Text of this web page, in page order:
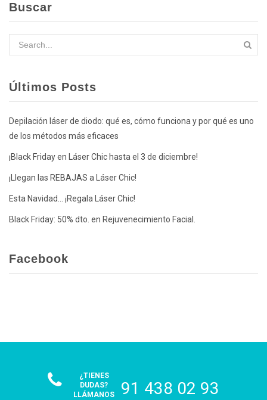
Buscar
Últimos Posts
Depilación láser de diodo: qué es, cómo funciona y por qué es uno
de los métodos más eficaces
¡Black Friday en Láser Chic hasta el 3 de diciembre!
¡Llegan las REBAJAS a Láser Chic!
Esta Navidad… ¡Regala Láser Chic!
Black Friday: 50% dto. en Rejuvenecimiento Facial.
Facebook
¿TIENES
DUDAS?
LLÁMANOS
91 438 02 93